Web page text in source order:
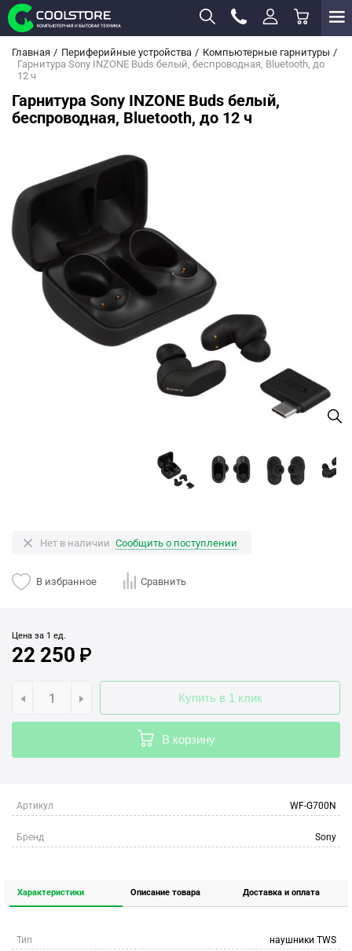
Главная Периферийные устройства
Компьютерные гарнитуры
Гарнитура Sony INZONE Buds белый, беспроводная, Bluetooth, до
12 ч
Гарнитура Sony INZONE Buds белый,
беспроводная, Bluetooth, до 12 ч
Нет в наличии Сообщить о поступлении
В избранное Сравнить
Цена за 1 ед.
22 250
Купить в 1 клик
В корзину
Артикул WF-G700N
Бренд Sony
Характеристики Описание товара Доставка и оплата
Тип наушники TWS